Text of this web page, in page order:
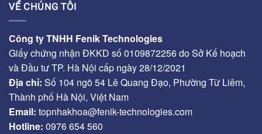
VỀ CHÚNG TÔI
Công ty TNHH Fenik Technologies
Giấy chứng nhận ĐKKD số 0109872256 do Sở Kế hoạch
và Đầu tư TP. Hà Nội cấp ngày 28/12/2021
Địa chỉ: Số 104 ngõ 54 Lê Quang Đạo, Phường Từ Liêm,
Thành phố Hà Nội, Việt Nam
Email: topnhakhoa@fenik-technologies.com
Hotline: 0976 654 560